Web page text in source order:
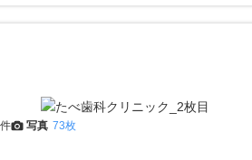
写真 73枚